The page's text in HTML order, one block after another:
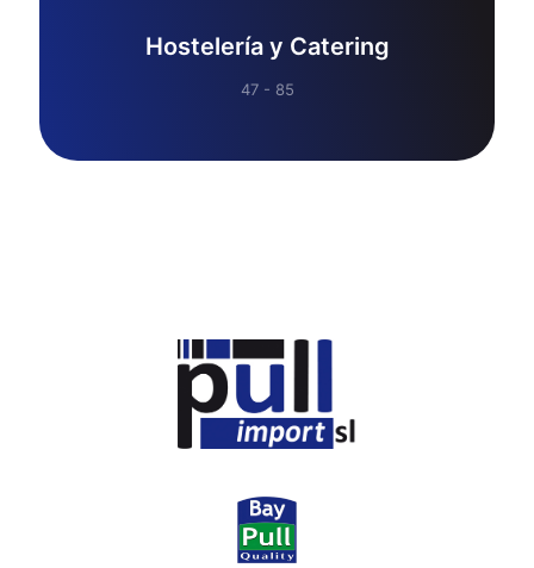
Hostelería y Catering
47 - 85